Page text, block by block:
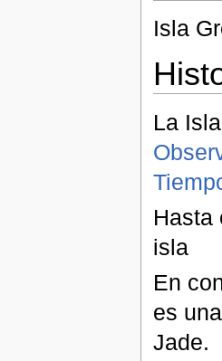
Isla
La
Hasta
isla
En
es
Jade.